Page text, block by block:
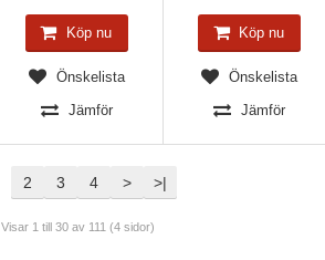
Köp nu
Önskelista
Jämför
Köp nu
Önskelista
Jämför
2 3 4 > >|
Visar 1 till 30 av 111 (4 sidor)